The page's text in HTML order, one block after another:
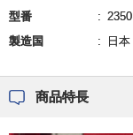
型番
2350
製造国
日本
商品特長